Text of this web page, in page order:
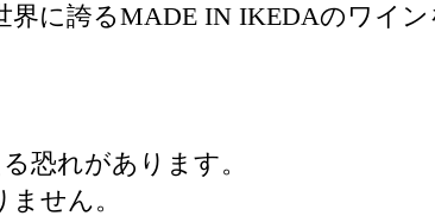
に誇るMADE IN IKEDAのワイン
恐れがあります。
せん。